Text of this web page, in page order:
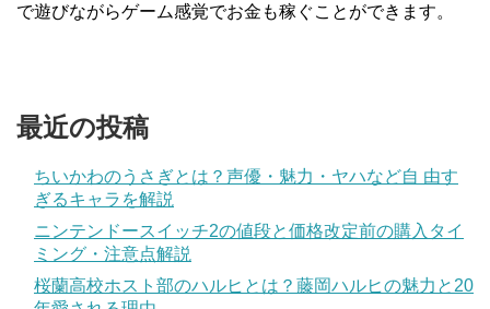
で遊びながらゲーム感覚でお金も稼ぐことができます。
最近の投稿
ちいかわのうさぎとは？声優・魅力・ヤハなど自 由す
ぎるキャラを解説
ニンテンドースイッチ2の値段と価格改定前の購入タイ
ミング・注意点解説
桜蘭高校ホスト部のハルヒとは？藤岡ハルヒの魅力と20